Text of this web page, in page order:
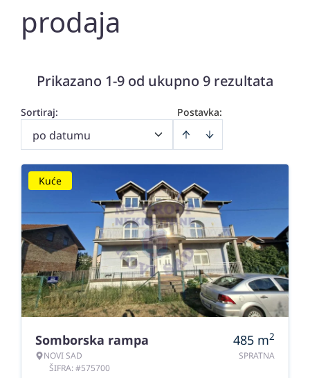
prodaja
Prikazano 1-9 od ukupno 9 rezultata
Postavka:
Sortiraj:
po datumu
Kuće
Somborska rampa
NOVI SAD
ŠIFRA: #575700
485 m2
SPRATNA